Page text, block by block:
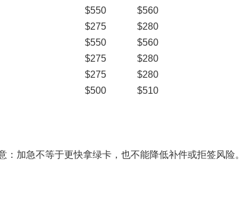
$550
$560
$275
$280
$550
$560
$275
$280
$275
$280
$500
$510
加急不等于更快拿绿卡，也不能降低补件或拒签风险。